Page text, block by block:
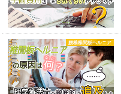
腰椎椎間板ヘルニア